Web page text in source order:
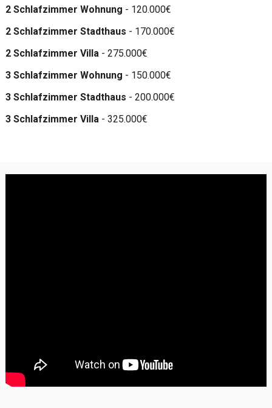
2 Schlafzimmer Wohnung - 120.000€
2 Schlafzimmer Stadthaus - 170.000€
2 Schlafzimmer Villa- 275.000€
3 Schlafzimmer Wohnung - 150.000€
3 Schlafzimmer Stadthaus - 200.000€
3 Schlafzimmer Villa- 325.000€